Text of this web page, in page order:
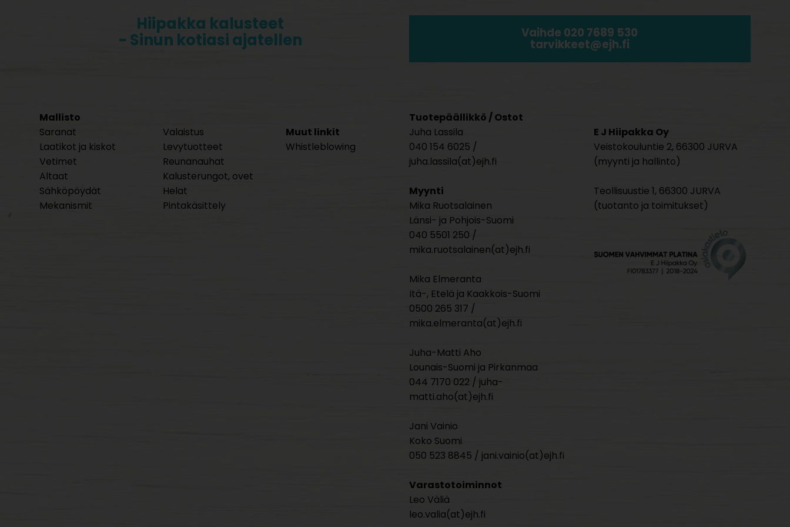
Hiipakka kalusteet
- Sinun kotiasi ajatellen
Vaihde 020 7689 530
tarvikkeet@ejh.fi
Mallisto
Saranat
Laatikot ja kiskot
Vetimet
Altaat
Sähköpöydät
Mekanismit
Valaistus
Levytuotteet
Reunanauhat
Kalusterungot, ovet
Helat
Pintakäsittely
Muut linkit
Whistleblowing
Tuotepäällikkö / Ostot
Juha Lassila
040 154 6025 /
juha.lassila(at)ejh.fi
Myynti
Mika Ruotsalainen
Länsi- ja Pohjois-Suomi
040 5501 250 /
mika.ruotsalainen(at)ejh.fi
Mika Elmeranta
Itä-, Etelä ja Kaakkois-Suomi
0500 265 317 /
mika.elmeranta(at)ejh.fi
Juha-Matti Aho
Lounais-Suomi ja Pirkanmaa
044 7170 022 / juha-
matti.aho(at)ejh.fi
Jani Vainio
Koko Suomi
050 523 8845 / jani.vainio(at)ejh.fi
Varastotoiminnot
Leo Väliä
leo.valia(at)ejh.fi
E J Hiipakka Oy
Veistokouluntie 2, 66300 JURVA
(myynti ja hallinto)
Teollisuustie 1, 66300 JURVA
(tuotanto ja toimitukset)